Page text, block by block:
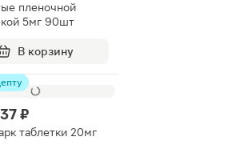
пленочной
5мг 90шт
В корзину
₽
таблетки 20мг